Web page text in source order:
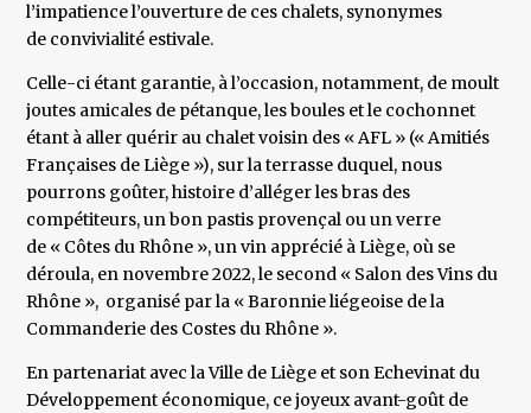
l’impatience l’ouverture de ces chalets, synonymes
de convivialité estivale.
Celle-ci étant garantie, à l’occasion, notamment, de moult
joutes amicales de pétanque, les boules et le cochonnet
étant à aller quérir au chalet voisin des « AFL » (« Amitiés
Françaises de Liège »), sur la terrasse duquel, nous
pourrons goûter, histoire d’alléger les bras des
compétiteurs, un bon pastis provençal ou un verre
de « Côtes du Rhône », un vin apprécié à Liège, où se
déroula, en novembre 2022, le second « Salon des Vins du
Rhône », organisé par la « Baronnie liégeoise de la
Commanderie des Costes du Rhône ».
En partenariat avec la Ville de Liège et son Echevinat du
Développement économique, ce joyeux avant-goût de